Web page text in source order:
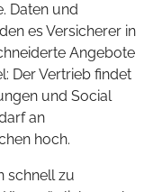
Daten und
es Versicherer in
Angebote
Der Vertrieb findet
und Social
an
hoch.
schnell zu